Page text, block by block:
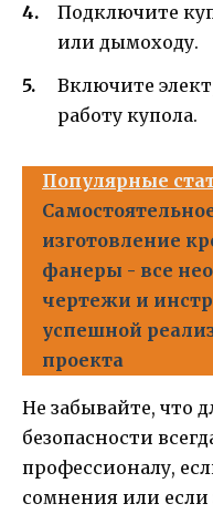
Подключите
или дымоходу.
Включите
работу купола.
Популярные
изготовление
фанеры - все
чертежи и
успешной
проекта
Не забывайте, что
безопасности
профессионалу,
сомнения или если